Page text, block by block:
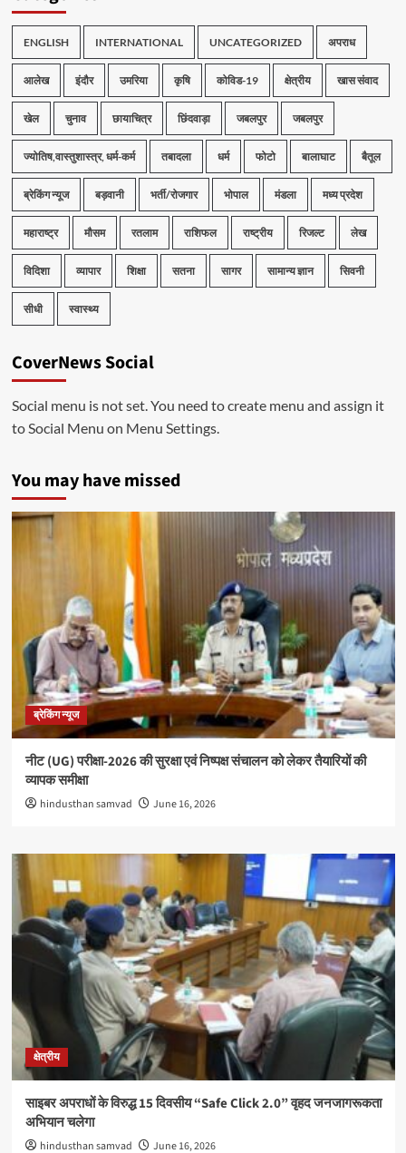
ENGLISH INTERNATIONAL UNCATEGORIZED अपराध
आलेख इंदौर उमरिया कृषि कोविड-19 क्षेत्रीय खास संवाद
खेल चुनाव छायाचित्र छिंदवाड़ा जबलपुर जबलपुर
ज्योतिष,वास्तुशास्त्र, धर्म-कर्म तबादला धर्म फोटो बालाघाट बैतूल
ब्रेकिंग न्यूज बड़वानी भर्ती/रोजगार भोपाल मंडला मध्य प्रदेश
महाराष्ट्र मौसम रतलाम राशिफल राष्ट्रीय रिजल्ट लेख
विदिशा व्यापार शिक्षा सतना सागर सामान्य ज्ञान सिवनी
सीधी स्वास्थ्य
CoverNews Social
Social menu is not set. You need to create menu and assign it
to Social Menu on Menu Settings.
You may have missed
ब्रेकिंग न्यूज
नीट (UG) परीक्षा-2026 की सुरक्षा एवं निष्पक्ष संचालन को लेकर तैयारियों की
व्यापक समीक्षा
hindusthan samvad June 16, 2026
क्षेत्रीय
साइबर अपराधों के विरुद्ध 15 दिवसीय “Safe Click 2.0” वृहद जनजागरूकता
अभियान चलेगा
hindusthan samvad June 16, 2026